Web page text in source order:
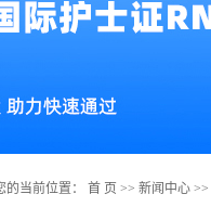
护理资讯
理名人堂
美国RN
雅思课程
的当前位置： 首 页 >> 新闻中心 >>